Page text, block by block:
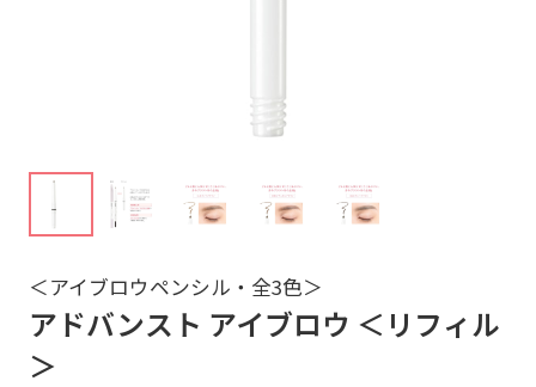
＜アイブロウペンシル・全3色＞
アドバンスト アイブロウ ＜リフィル
＞